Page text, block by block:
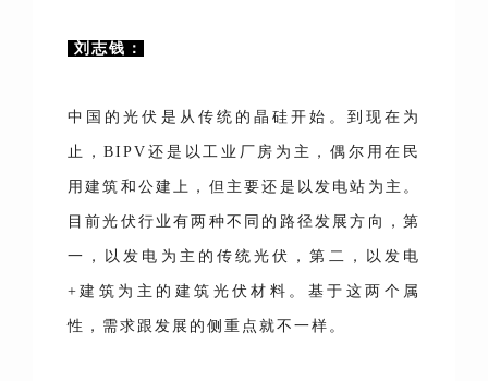
刘志钱：
中国的光伏是从传统的晶硅开始。到现在为
止，BIPV还是以工业厂房为主，偶尔用在民
用建筑和公建上，但主要还是以发电站为主。
目前光伏行业有两种不同的路径发展方向，第
一，以发电为主的传统光伏，第二，以发电
+建筑为主的建筑光伏材料。基于这两个属
性，需求跟发展的侧重点就不一样。